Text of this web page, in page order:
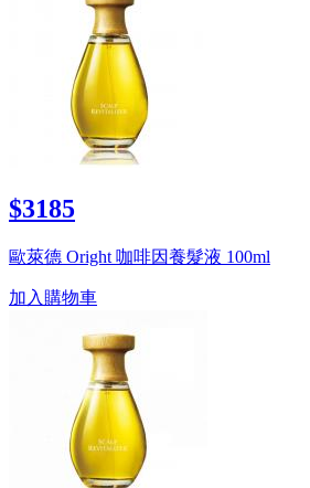
$3185
歐萊德 Oright 咖啡因養髮液 100ml
加入購物車